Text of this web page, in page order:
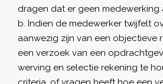
dragen dat er geen medewerking
Indien de medewerker twijfelt
aanwezig zijn van een objectieve
een verzoek van een
werving en selectie rekening te